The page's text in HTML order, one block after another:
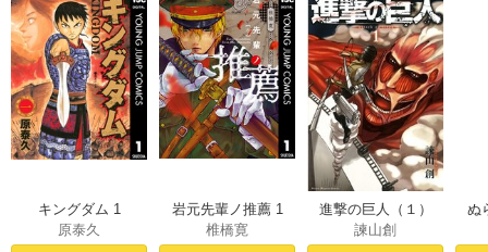
キングダム 1
原泰久
岩元先輩ノ推薦 1
椎橋寛
進撃の巨人（１）
諫山創
ぬ